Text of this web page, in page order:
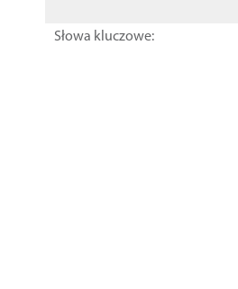
Słowa kluczowe: